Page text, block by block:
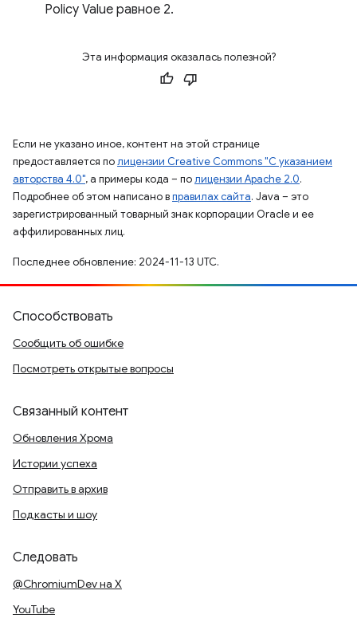
Policy Value равное 2.
Эта информация оказалась полезной?
Если не указано иное, контент на этой странице
предоставляется полицензии Creative Commons "С указанием
авторства 4.0", а примеры кода – полицензии Apache 2.0.
Подробнее об этом написано вправилах сайта. Java – это
зарегистрированный товарный знак корпорации Oracle и ее
аффилированных лиц.
Последнее обновление: 2024-11-13 UTC.
Способствовать
Сообщить об ошибке
Посмотреть открытые вопросы
Связанный контент
Обновления Хрома
Истории успеха
Отправить в архив
Подкасты и шоу
Следовать
@ChromiumDev на X
YouTube